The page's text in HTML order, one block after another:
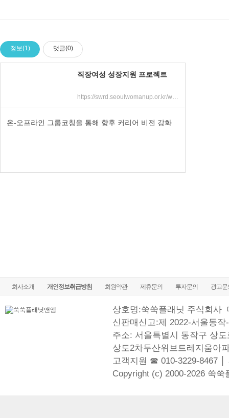
정보(1) 댓글(0)
직장여성 성장지원 프로젝트
https://swrd.seoulwomanup.or.kr/wrd/common/bbs/selectBBS.do?bbs_seq=127098&bbs_code=noticeall&bbs_type_code=&bbs_type=&WrdNoticeAllValue=&reqUrl=&sch_type=&sch_text=%C2%A4tPage=1
온-오프라인 그룹코칭을 통해 향후 커리어 비전 강화
회사소개 개인정보취급방침 회원약관 제휴문의 투자문의 광고문
상호명:쑥쑥플래닛 주식회사
신판매신고:제 2022-서울동작
주소: 서울특별시 동작구 상
상도2차두산위브트레지움아
고객지원 ☎ 010-3229-8467 │
Copyright (c) 2000-2026 쑥